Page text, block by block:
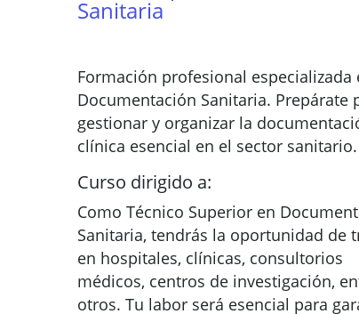
Sanitaria
Formación profesional especializada
Documentación Sanitaria. Prepárate
gestionar y organizar la
clínica esencial en el sector sanitario.
Curso dirigido a:
Como Técnico Superior en
Sanitaria, tendrás la oportunidad de
en hospitales, clínicas, consultorios
médicos, centros de investigación,
otros. Tu labor será esencial para